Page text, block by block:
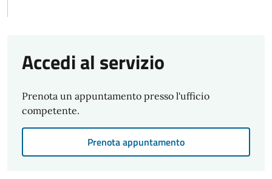
Accedi al servizio
Prenota un appuntamento presso l'ufficio
competente.
Prenota appuntamento